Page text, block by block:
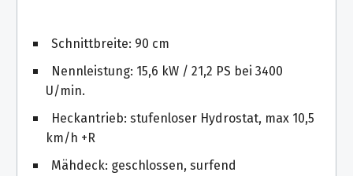
Schnittbreite: 90 cm
Nennleistung: 15,6 kW / 21,2 PS bei 3400
U/min.
Heckantrieb: stufenloser Hydrostat, max 10,5
km/h +R
Mähdeck: geschlossen, surfend